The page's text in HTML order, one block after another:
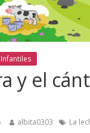
y el
albita0303
La